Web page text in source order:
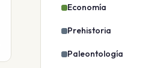
Economía
Prehistoria
Paleontología